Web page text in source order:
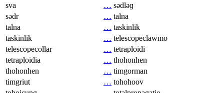
sva
… sədləɡ
sədr
… talna
talna
… taskinlik
taskinlik
… telescopeclawmo
telescopecollar
… tetraploidi
tetraploidia
… thohonhen
thohonhen
… timgorman
timgriut
… tohohoov